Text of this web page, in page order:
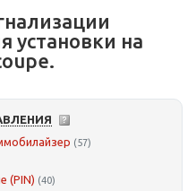
установки на
(57)
(PIN) (40)